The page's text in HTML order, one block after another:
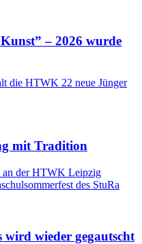
– 2026 wurde
die HTWK 22 neue Jünger
mit Tradition
an der HTWK Leipzig
des StuRa
wieder gegautscht